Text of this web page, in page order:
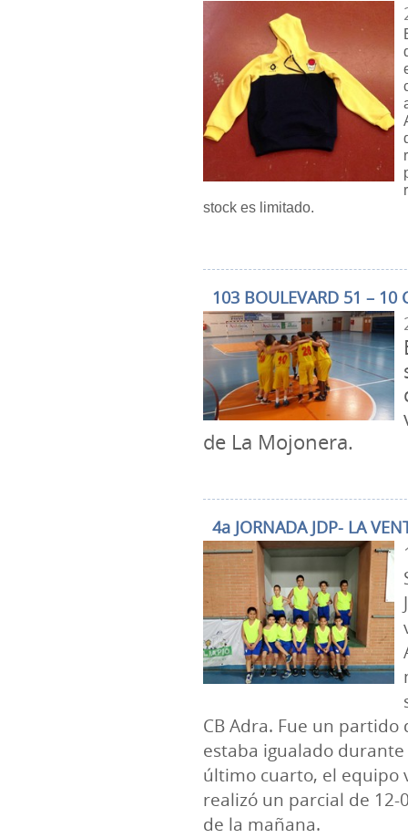
stock es limitado.
103 BOULEVARD 51 – 10
de La Mojonera.
4a JORNADA JDP- LA
CB Adra. Fue un
estaba igualado
último cuarto, el equipo
realizó un parcial de 12-
de la mañana.